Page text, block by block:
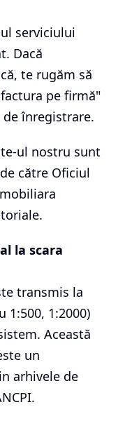
serviciului
Dacă
te rugăm să
pe firmă"
înregistrare.
ul nostru sunt
către Oficiul
la scara
transmis la
1:500, 1:2000)
Această
un
arhivele de